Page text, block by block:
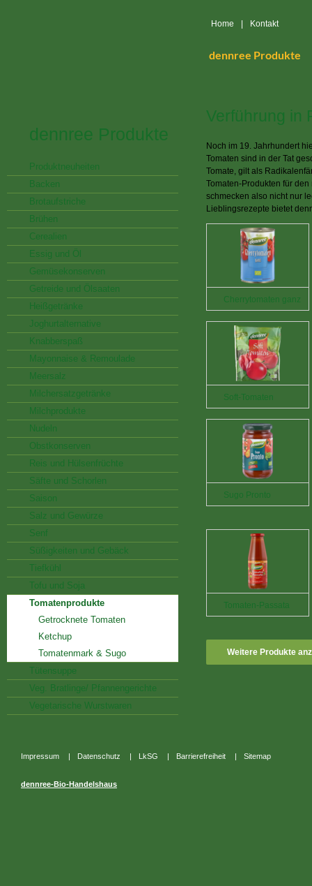
dennree Produkte
Produktneuheiten
Backen
Brotaufstriche
Brühen
Cerealien
Essig und Öl
Gemüsekonserven
Getreide und Ölsaaten
Heißgetränke
Joghurtalternative
Knabberspaß
Mayonnaise & Remoulade
Meersalz
Milchersatzgetränke
Milchprodukte
Nudeln
Obstkonserven
Reis und Hülsenfrüchte
Säfte und Schorlen
Saison
Salz und Gewürze
Senf
Süßigkeiten und Gebäck
Tiefkühl
Tofu und Soja
Tomatenprodukte
Getrocknete Tomaten
Ketchup
Tomatenmark & Sugo
Tütensuppe
Veg. Bratlinge/ Pfannengerichte
Vegetarische Wurstwaren
Verführung in
Noch im 19. Jahrhundert
Tomaten sind in der Tat
Tomate, gilt als
Tomaten-Produkten für
schmecken also nicht nur
Lieblingsrezepte bietet
Cherrytomaten ganz
Soft-Tomaten
Sugo Pronto
Tomaten-Passata
Weitere Produkte
dennree Produkte
Home Kontakt
Impressum | Datenschutz | LkSG | Barrierefreiheit | Sitemap
dennree-Bio-Handelshaus